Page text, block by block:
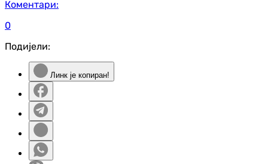
Коментари:
0
Подијели:
Линк је копиран!